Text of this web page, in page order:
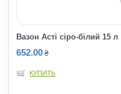
Вазон Асті сіро-білий 15 л
652.00 ₴
КУПИТЬ